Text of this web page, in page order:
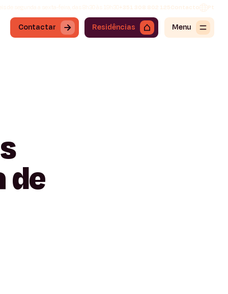
de segunda a sexta-feira, das 8h30 às 19h30+351 308 802 125Contacto Pt
Contactar Residências Menu
de